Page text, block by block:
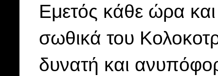
Εμετός κάθε ώρα
σωθικά του
δυνατή και